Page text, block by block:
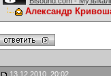
Александр
13.12.2010, 20:02